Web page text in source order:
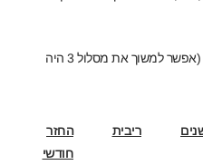
שני המסלולים האחרונים לראותם בלבד (אפשר למשוך את מסלול 3 היה
ריבית
החזר
חודשי